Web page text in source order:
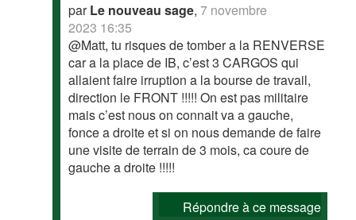
parLe nouveau sage,7 novembre
2023 16:35
@Matt, tu risques de tomber a la RENVERSE
car a la place de IB, c’est 3 CARGOS qui
allaient faire irruption a la bourse de travail,
direction le FRONT !!!!! On est pas militaire
mais c’est nous on connait va a gauche,
fonce a droite et si on nous demande de faire
une visite de terrain de 3 mois, ca coure de
gauche a droite !!!!!
Répondre à ce message